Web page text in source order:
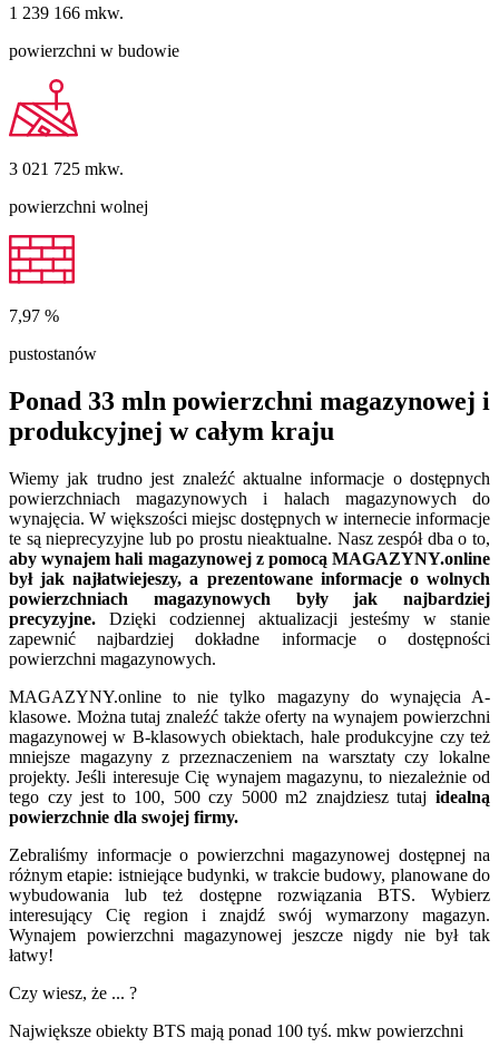
1 239 166 mkw.
powierzchni w budowie
3 021 725 mkw.
powierzchni wolnej
7,97 %
pustostanów
Ponad 33 mln powierzchni magazynowej i
produkcyjnej w całym kraju
Wiemy jak trudno jest znaleźć aktualne informacje o dostępnych
powierzchniach magazynowych i halach magazynowych do
wynajęcia. W większości miejsc dostępnych w internecie informacje
te są nieprecyzyjne lub po prostu nieaktualne. Nasz zespół dba o to,
aby wynajem hali magazynowej z pomocą MAGAZYNY.online
był jak najłatwiejeszy, a prezentowane informacje o wolnych
powierzchniach magazynowych były jak najbardziej
precyzyjne. Dzięki codziennej aktualizacji jesteśmy w stanie
zapewnić najbardziej dokładne informacje o dostępności
powierzchni magazynowych.
MAGAZYNY.online to nie tylko magazyny do wynajęcia A-
klasowe. Można tutaj znaleźć także oferty na wynajem powierzchni
magazynowej w B-klasowych obiektach, hale produkcyjne czy też
mniejsze magazyny z przeznaczeniem na warsztaty czy lokalne
projekty. Jeśli interesuje Cię wynajem magazynu, to niezależnie od
tego czy jest to 100, 500 czy 5000 m2 znajdziesz tutaj idealną
powierzchnie dla swojej firmy.
Zebraliśmy informacje o powierzchni magazynowej dostępnej na
różnym etapie: istniejące budynki, w trakcie budowy, planowane do
wybudowania lub też dostępne rozwiązania BTS. Wybierz
interesujący Cię region i znajdź swój wymarzony magazyn.
Wynajem powierzchni magazynowej jeszcze nigdy nie był tak
łatwy!
Czy wiesz, że ... ?
Największe obiekty BTS mają ponad 100 tyś. mkw powierzchni